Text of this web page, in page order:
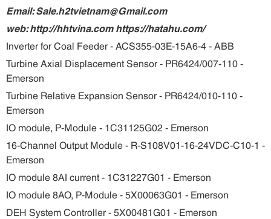
Email: Sale.h2tvietnam@Gmail.com
web: http://hhtvina.com https://hatahu.com/
Inverter for Coal Feeder - ACS355-03E-15A6-4 - ABB
Turbine Axial Displacement Sensor - PR6424/007-110 -
Emerson
Turbine Relative Expansion Sensor - PR6424/010-110 -
Emerson
IO module, P-Module - 1C31125G02 - Emerson
16-Channel Output Module - R-S108V01-16-24VDC-C10-1 -
Emerson
IO module 8AI current - 1C31227G01 - Emerson
IO module 8AO, P-Module - 5X00063G01 - Emerson
DEH System Controller - 5X00481G01 - Emerson